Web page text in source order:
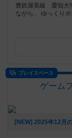
豊鉄渥美線 愛知大
ながら、 ゆっくり
プレイスペース
ゲーム